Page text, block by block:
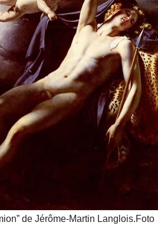
de Jérôme-Martin Langlois.Foto